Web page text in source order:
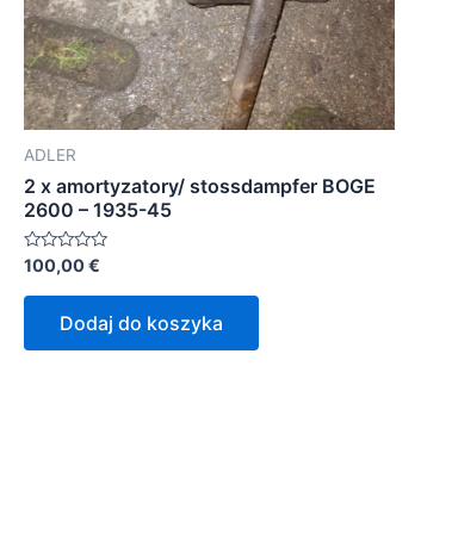
ADLER
2 x amortyzatory/ stossdampfer BOGE
2600 – 1935-45
Oceniono
na
100,00€
Dodaj do koszyka